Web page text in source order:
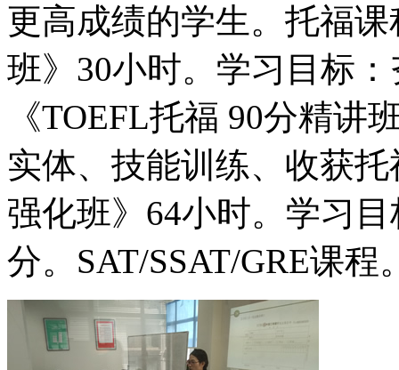
更高成绩的学生。托福
班》30小时。学习目标
《TOEFL托福 90分精讲
实体、技能训练、收获
强化班》64小时。学习
分。SAT/SSAT/GRE课程